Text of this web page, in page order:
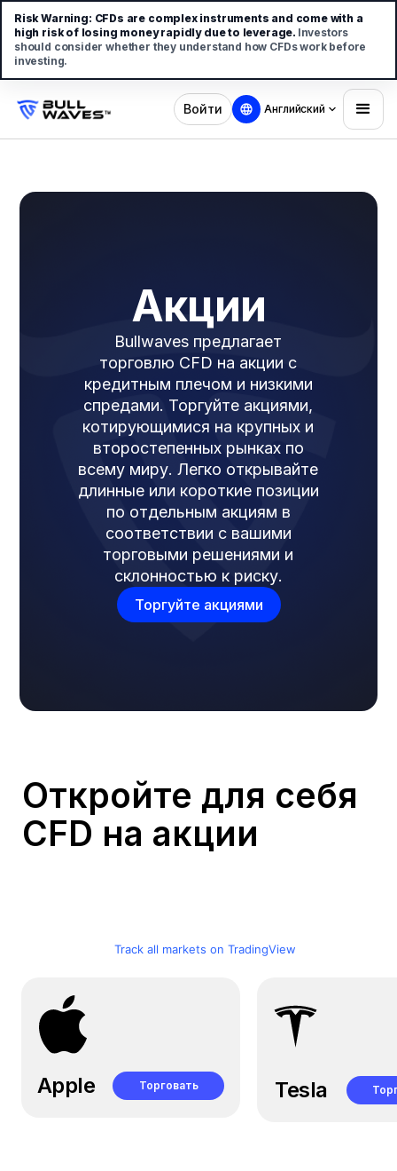
Войти Английский
Акции
Bullwaves предлагает
торговлю CFD на акции с
кредитным плечом и низкими
спредами. Торгуйте акциями,
котирующимися на крупных и
второстепенных рынках по
всему миру. Легко открывайте
длинные или короткие позиции
по отдельным акциям в
соответствии с вашими
торговыми решениями и
склонностью к риску.
Торгуйте акциями
Откройте для себя
CFD на акции
Track all markets on TradingView
Apple
Торговать
Tesla
Risk Warning: CFDs are complex instruments and come with a
high risk of losing money rapidly due to leverage. Investors
should consider whether they understand how CFDs work before
investing.